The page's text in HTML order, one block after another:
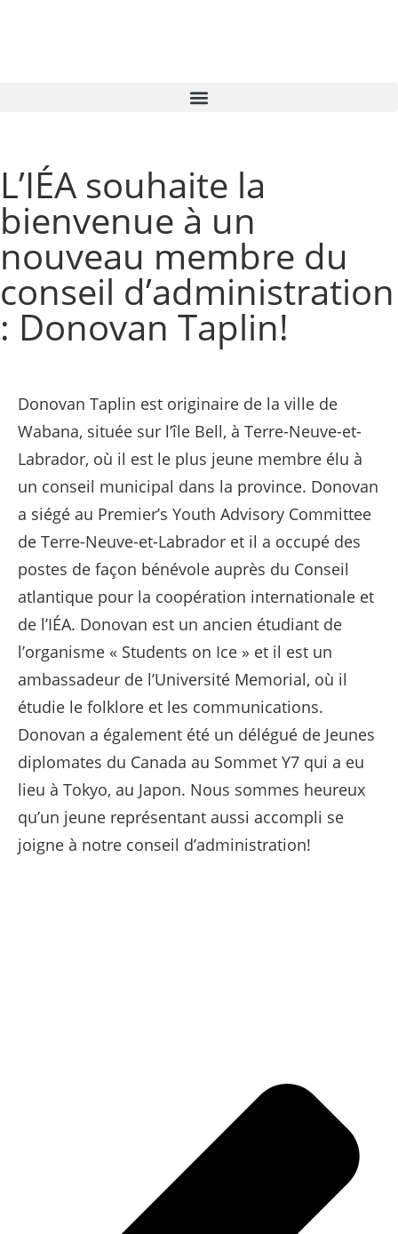
L’IÉA souhaite la
bienvenue à un
nouveau membre du
conseil d’administration
: Donovan Taplin!
Donovan Taplin est originaire de la ville de
Wabana, située sur l’île Bell, à Terre-Neuve-et-
Labrador, où il est le plus jeune membre élu à
un conseil municipal dans la province. Donovan
a siégé au Premier’s Youth Advisory Committee
de Terre-Neuve-et-Labrador et il a occupé des
postes de façon bénévole auprès du Conseil
atlantique pour la coopération internationale et
de l’IÉA. Donovan est un ancien étudiant de
l’organisme « Students on Ice » et il est un
ambassadeur de l’Université Memorial, où il
étudie le folklore et les communications.
Donovan a également été un délégué de Jeunes
diplomates du Canada au Sommet Y7 qui a eu
lieu à Tokyo, au Japon. Nous sommes heureux
qu’un jeune représentant aussi accompli se
joigne à notre conseil d’administration!